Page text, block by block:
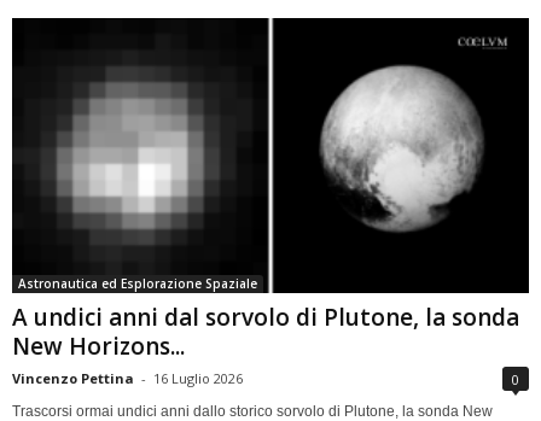
Astronautica ed Esplorazione Spaziale
A undici anni dal sorvolo di Plutone, la sonda
New Horizons...
Vincenzo Pettina - 16 Luglio 2026 0
Trascorsi ormai undici anni dallo storico sorvolo di Plutone, la sonda New